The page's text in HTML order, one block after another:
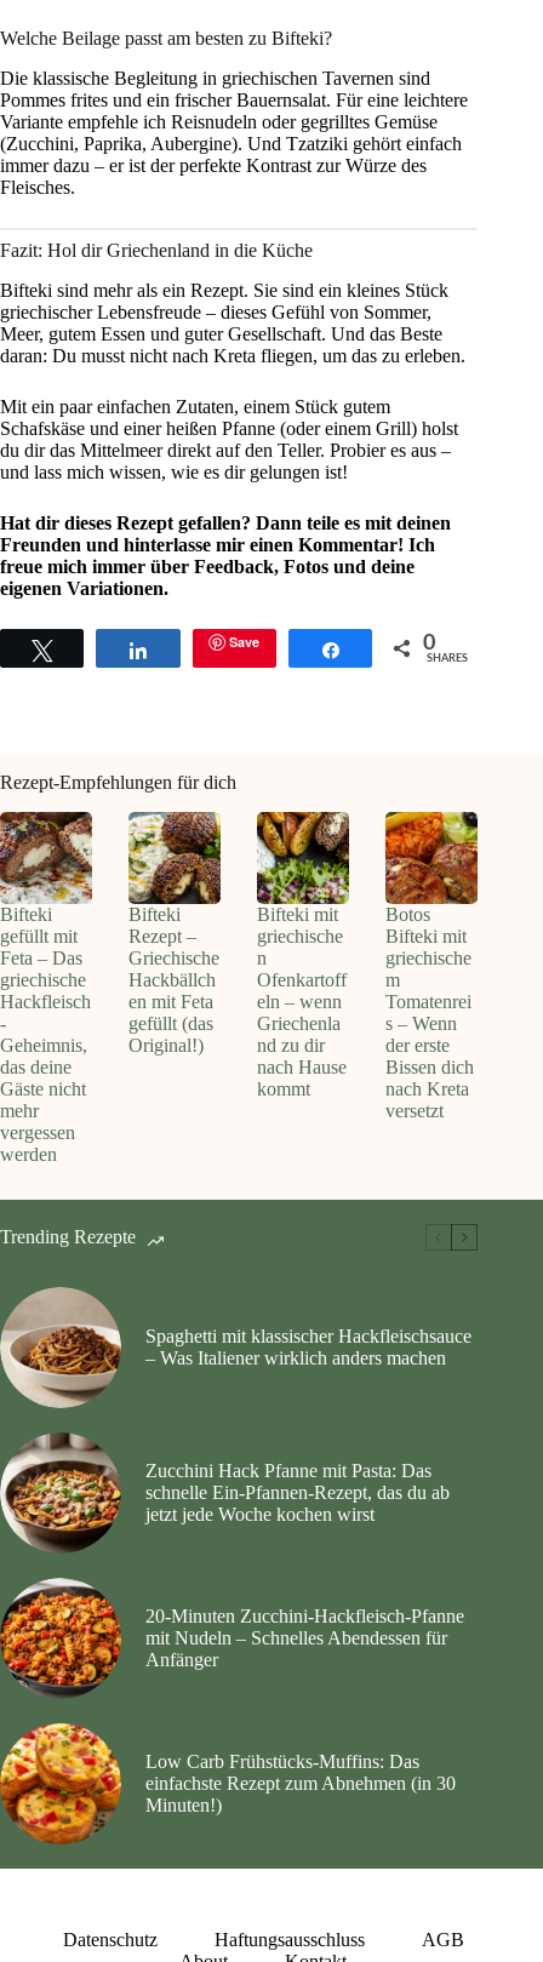
Welche Beilage passt am besten zu Bifteki?
Die klassische Begleitung in griechischen Tavernen sind
Pommes frites und ein frischer Bauernsalat. Für eine leichtere
Variante empfehle ich Reisnudeln oder gegrilltes Gemüse
(Zucchini, Paprika, Aubergine). Und Tzatziki gehört einfach
immer dazu – er ist der perfekte Kontrast zur Würze des
Fleisches.
Fazit: Hol dir Griechenland in die Küche
Bifteki sind mehr als ein Rezept. Sie sind ein kleines Stück
griechischer Lebensfreude – dieses Gefühl von Sommer,
Meer, gutem Essen und guter Gesellschaft. Und das Beste
daran: Du musst nicht nach Kreta fliegen, um das zu erleben.
Mit ein paar einfachen Zutaten, einem Stück gutem
Schafskäse und einer heißen Pfanne (oder einem Grill) holst
du dir das Mittelmeer direkt auf den Teller. Probier es aus –
und lass mich wissen, wie es dir gelungen ist!
Hat dir dieses Rezept gefallen? Dann teile es mit deinen
Freunden und hinterlasse mir einen Kommentar! Ich
freue mich immer über Feedback, Fotos und deine
eigenen Variationen.
Save Share 0
SHARES
Rezept-Empfehlungen für dich
Bifteki
gefüllt mit
Feta – Das
griechische
Hackfleisch
-
Geheimnis,
das deine
Gäste nicht
mehr
vergessen
werden
Bifteki
Rezept –
Griechische
Hackbällch
en mit Feta
gefüllt (das
Original!)
Bifteki mit
griechische
n
Ofenkartoff
eln – wenn
Griechenla
nd zu dir
nach Hause
kommt
Botos
Bifteki mit
griechische
m
Tomatenrei
s – Wenn
der erste
Bissen dich
nach Kreta
versetzt
Trending Rezepte
Spaghetti mit klassischer Hackfleischsauce
– Was Italiener wirklich anders machen
Zucchini Hack Pfanne mit Pasta: Das
schnelle Ein-Pfannen-Rezept, das du ab
jetzt jede Woche kochen wirst
20‑Minuten Zucchini‑Hackfleisch‑Pfanne
mit Nudeln – Schnelles Abendessen für
Anfänger
Low Carb Frühstücks-Muffins: Das
einfachste Rezept zum Abnehmen (in 30
Minuten!)
Datenschutz Haftungsausschluss
AGB